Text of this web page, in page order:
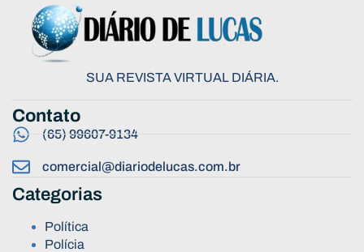
SUA REVISTA VIRTUAL DIÁRIA.
Contato
(65) 99607-9134
comercial@diariodelucas.com.br
Categorias
Política
Polícia